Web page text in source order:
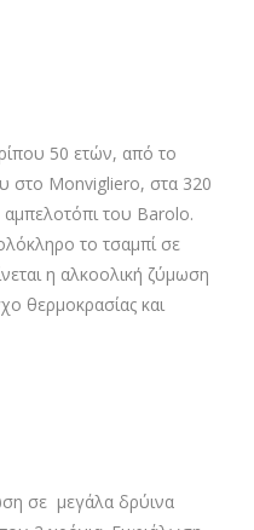
50 ετών, από το
στο Monvigliero, στα 320
του Barolo.
το τσαμπί σε
η αλκοολική ζύμωση
θερμοκρασίας και
σε μεγάλα δρύινα